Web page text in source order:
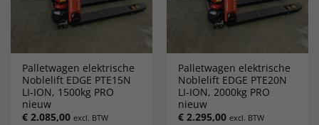
Palletwagen elektrische
Noblelift EDGE PTE15N
LI-ION, 1500kg PRO
nieuw
€ 2.085,00 excl. BTW
Palletwagen elektrische
Noblelift EDGE PTE20N
LI-ION, 2000kg PRO
nieuw
€ 2.295,00 excl. BTW